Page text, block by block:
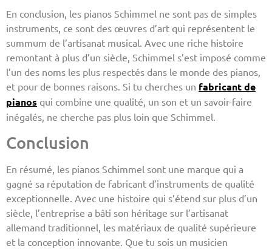
En conclusion, les pianos Schimmel ne sont pas de simples
instruments, ce sont des œuvres d’art qui représentent le
summum de l’artisanat musical. Avec une riche histoire
remontant à plus d’un siècle, Schimmel s’est imposé comme
l’un des noms les plus respectés dans le monde des pianos,
et pour de bonnes raisons. Si tu cherches un fabricant de
pianos qui combine une qualité, un son et un savoir-faire
inégalés, ne cherche pas plus loin que Schimmel.
Conclusion
En résumé, les pianos Schimmel sont une marque qui a
gagné sa réputation de fabricant d’instruments de qualité
exceptionnelle. Avec une histoire qui s’étend sur plus d’un
siècle, l’entreprise a bâti son héritage sur l’artisanat
allemand traditionnel, les matériaux de qualité supérieure
et la conception innovante. Que tu sois un musicien